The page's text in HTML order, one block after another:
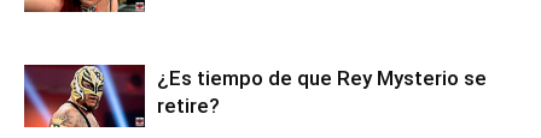
¿Es tiempo de que Rey Mysterio se
retire?